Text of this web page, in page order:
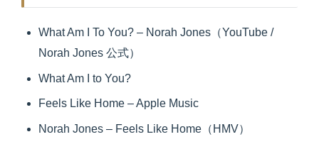
What Am I To You? – Norah Jones（YouTube /
Norah Jones 公式）
What Am I to You?
Feels Like Home – Apple Music
Norah Jones – Feels Like Home（HMV）